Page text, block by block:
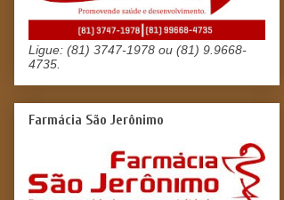
Ligue: (81) 3747-1978 ou (81) 9.9668-
4735.
Farmácia São Jerônimo